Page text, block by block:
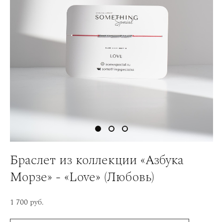
Браслет из коллекции «Азбука
Морзе» - «Love» (Любовь)
1 700 pуб.